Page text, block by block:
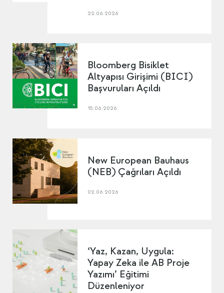
22.06.2026
Bloomberg Bisiklet
Altyapısı Girişimi (BICI)
Başvuruları Açıldı
15.06.2026
New European Bauhaus
(NEB) Çağrıları Açıldı
02.06.2026
‘Yaz, Kazan, Uygula:
Yapay Zeka ile AB Proje
Yazımı’ Eğitimi
Düzenleniyor